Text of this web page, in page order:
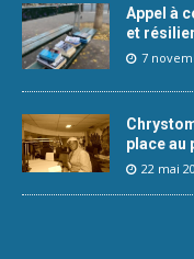
Appel à
et
7
place au
22 mai